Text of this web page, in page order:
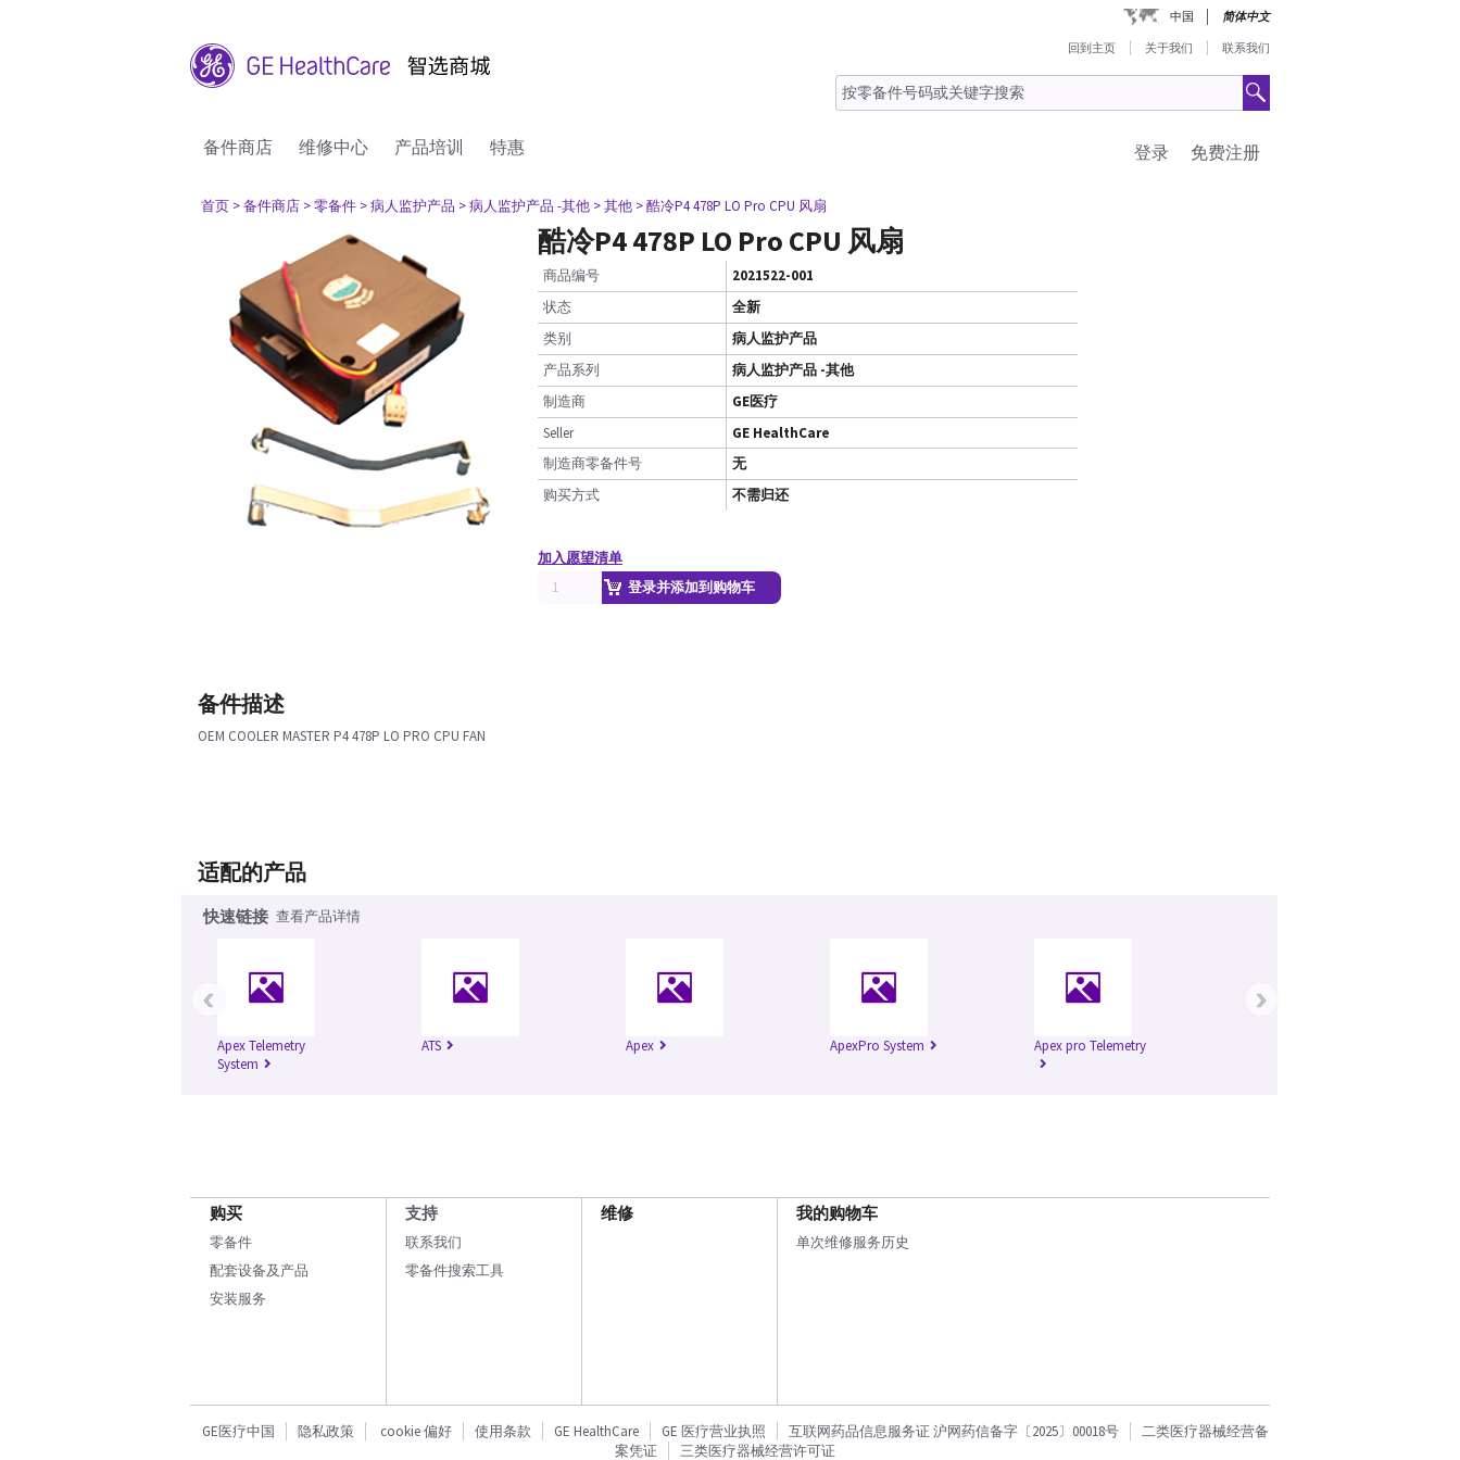
中国 简体中文
回到主页 关于我们 联系我们
备件商店 维修中心 产品培训 特惠 免费注册
登录
首页 > 备件商店 > 零备件 > 病人监护产品 > 病人监护产品 -其他 > 其他 > 酷冷P4 478P LO Pro CPU 风扇
酷冷P4 478P LO Pro CPU 风扇
商品编号
2021522-001
状态
全新
类别
病人监护产品
产品系列
病人监护产品 -其他
制造商
GE医疗
Seller
GE HealthCare
制造商零备件号
无
购买方式
不需归还
加入愿望清单
登录并添加到购物车
备件描述
OEM COOLER MASTER P4 478P LO PRO CPU FAN
适配的产品
快速链接 查看产品详情
Apex Telemetry
System
ATS Apex ApexPro System Apex pro Telemetry
‹ ›
购买
零备件
配套设备及产品
安装服务
支持
联系我们
零备件搜索工具
维修 我的购物车
单次维修服务历史
GE医疗中国 隐私政策 cookie 偏好 使用条款 GE HealthCare GE 医疗营业执照 互联网药品信息服务证 沪网药信备字〔2025〕00018号
二类医疗器械经营备
案凭证
三类医疗器械经营许可证